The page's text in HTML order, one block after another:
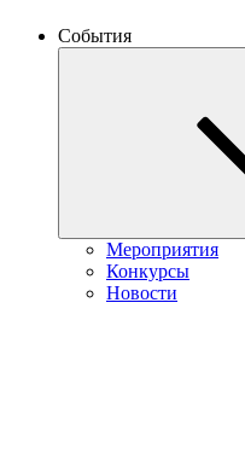
События
Мероприятия
Конкурсы
Новости